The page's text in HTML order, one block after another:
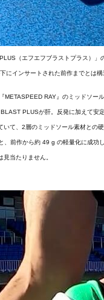
（エフエフブラストプラス）」
インサートされた前作までとは
RAY』のミッドソー
PLUSが肝。反発に加えて
て、2層のミッドソール素材との
前作から約 49 g の軽量化に成
当たりません。